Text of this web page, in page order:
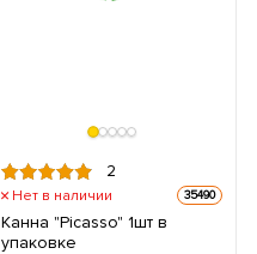
2
Нет в наличии 35490
Канна "Picasso" 1шт в
упаковке